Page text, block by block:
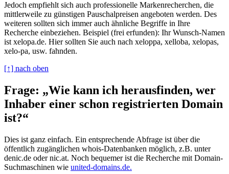
Jedoch empfiehlt sich auch professionelle Markenrecherchen, die
mittlerweile zu günstigen Pauschalpreisen angeboten werden. Des
weiteren sollten sich immer auch ähnliche Begriffe in Ihre
Recherche einbeziehen. Beispiel (frei erfunden): Ihr Wunsch-Namen
ist xelopa.de. Hier sollten Sie auch nach xeloppa, xelloba, xelopas,
xelo-pa, usw. fahnden.
[↑] nach oben
Frage: „Wie kann ich herausfinden, wer
Inhaber einer schon registrierten Domain
ist?“
Dies ist ganz einfach. Ein entsprechende Abfrage ist über die
öffentlich zugänglichen whois-Datenbanken möglich, z.B. unter
denic.de oder nic.at. Noch bequemer ist die Recherche mit Domain-
Suchmaschinen wie united-domains.de.